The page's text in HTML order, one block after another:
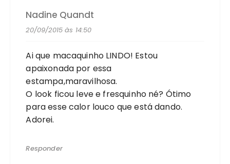
Nadine Quandt
20/09/2015 às 14:50
Ai que macaquinho LINDO! Estou
apaixonada por essa
estampa,maravilhosa.
O look ficou leve e fresquinho né? Ótimo
para esse calor louco que está dando.
Adorei.
Responder